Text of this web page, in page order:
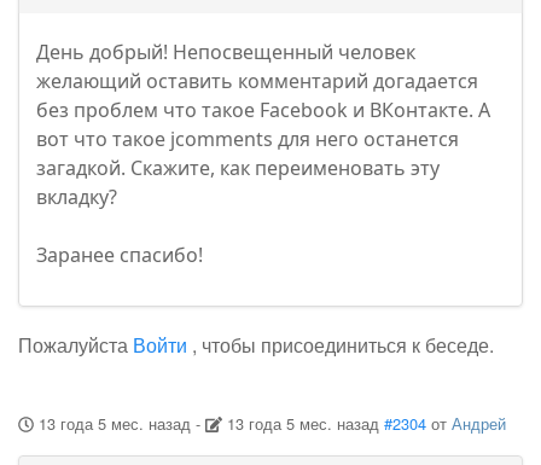
День добрый! Непосвещенный человек
желающий оставить комментарий догадается
без проблем что такое Facebook и ВКонтакте. А
вот что такое jcomments для него останется
загадкой. Скажите, как переименовать эту
вкладку?
Заранее спасибо!
Пожалуйста Войти , чтобы присоединиться к беседе.
13 года 5 мес. назад- 13 года 5 мес. назад #2304 отАндрей